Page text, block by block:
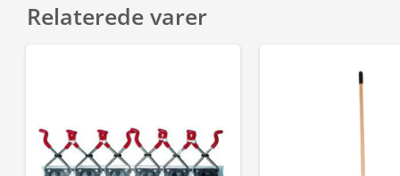
Relaterede varer